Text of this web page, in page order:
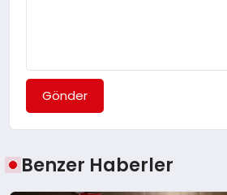
Gönder
Benzer Haberler